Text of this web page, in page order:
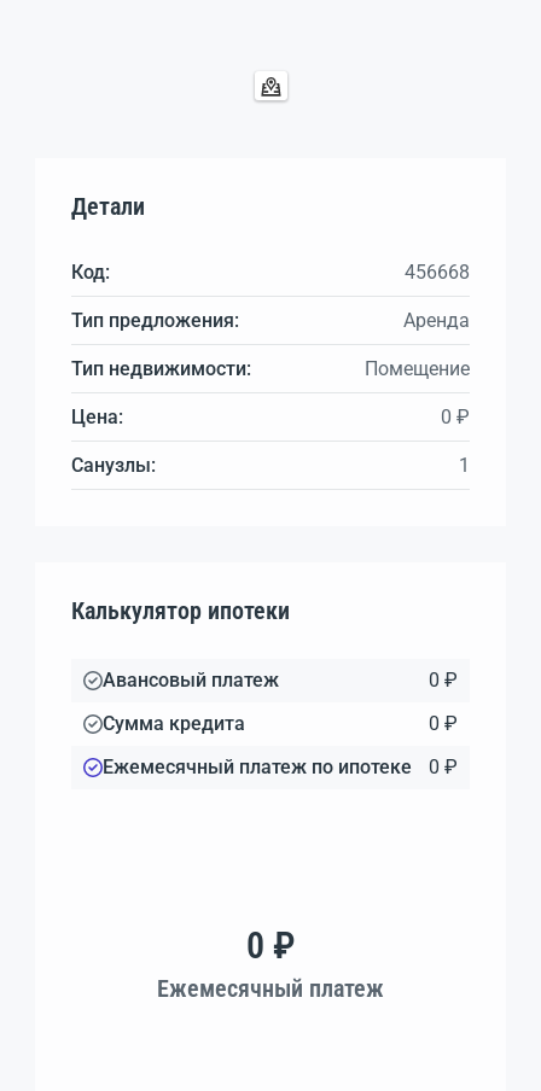
Детали
Код: 456668
Тип предложения: Аренда
Тип недвижимости: Помещение
Цена: 0 ₽
Санузлы: 1
Калькулятор ипотеки
Авансовый платеж
0 ₽
Сумма кредита
0 ₽
Ежемесячный платеж по ипотеке
0 ₽
0 ₽
Ежемесячный платеж